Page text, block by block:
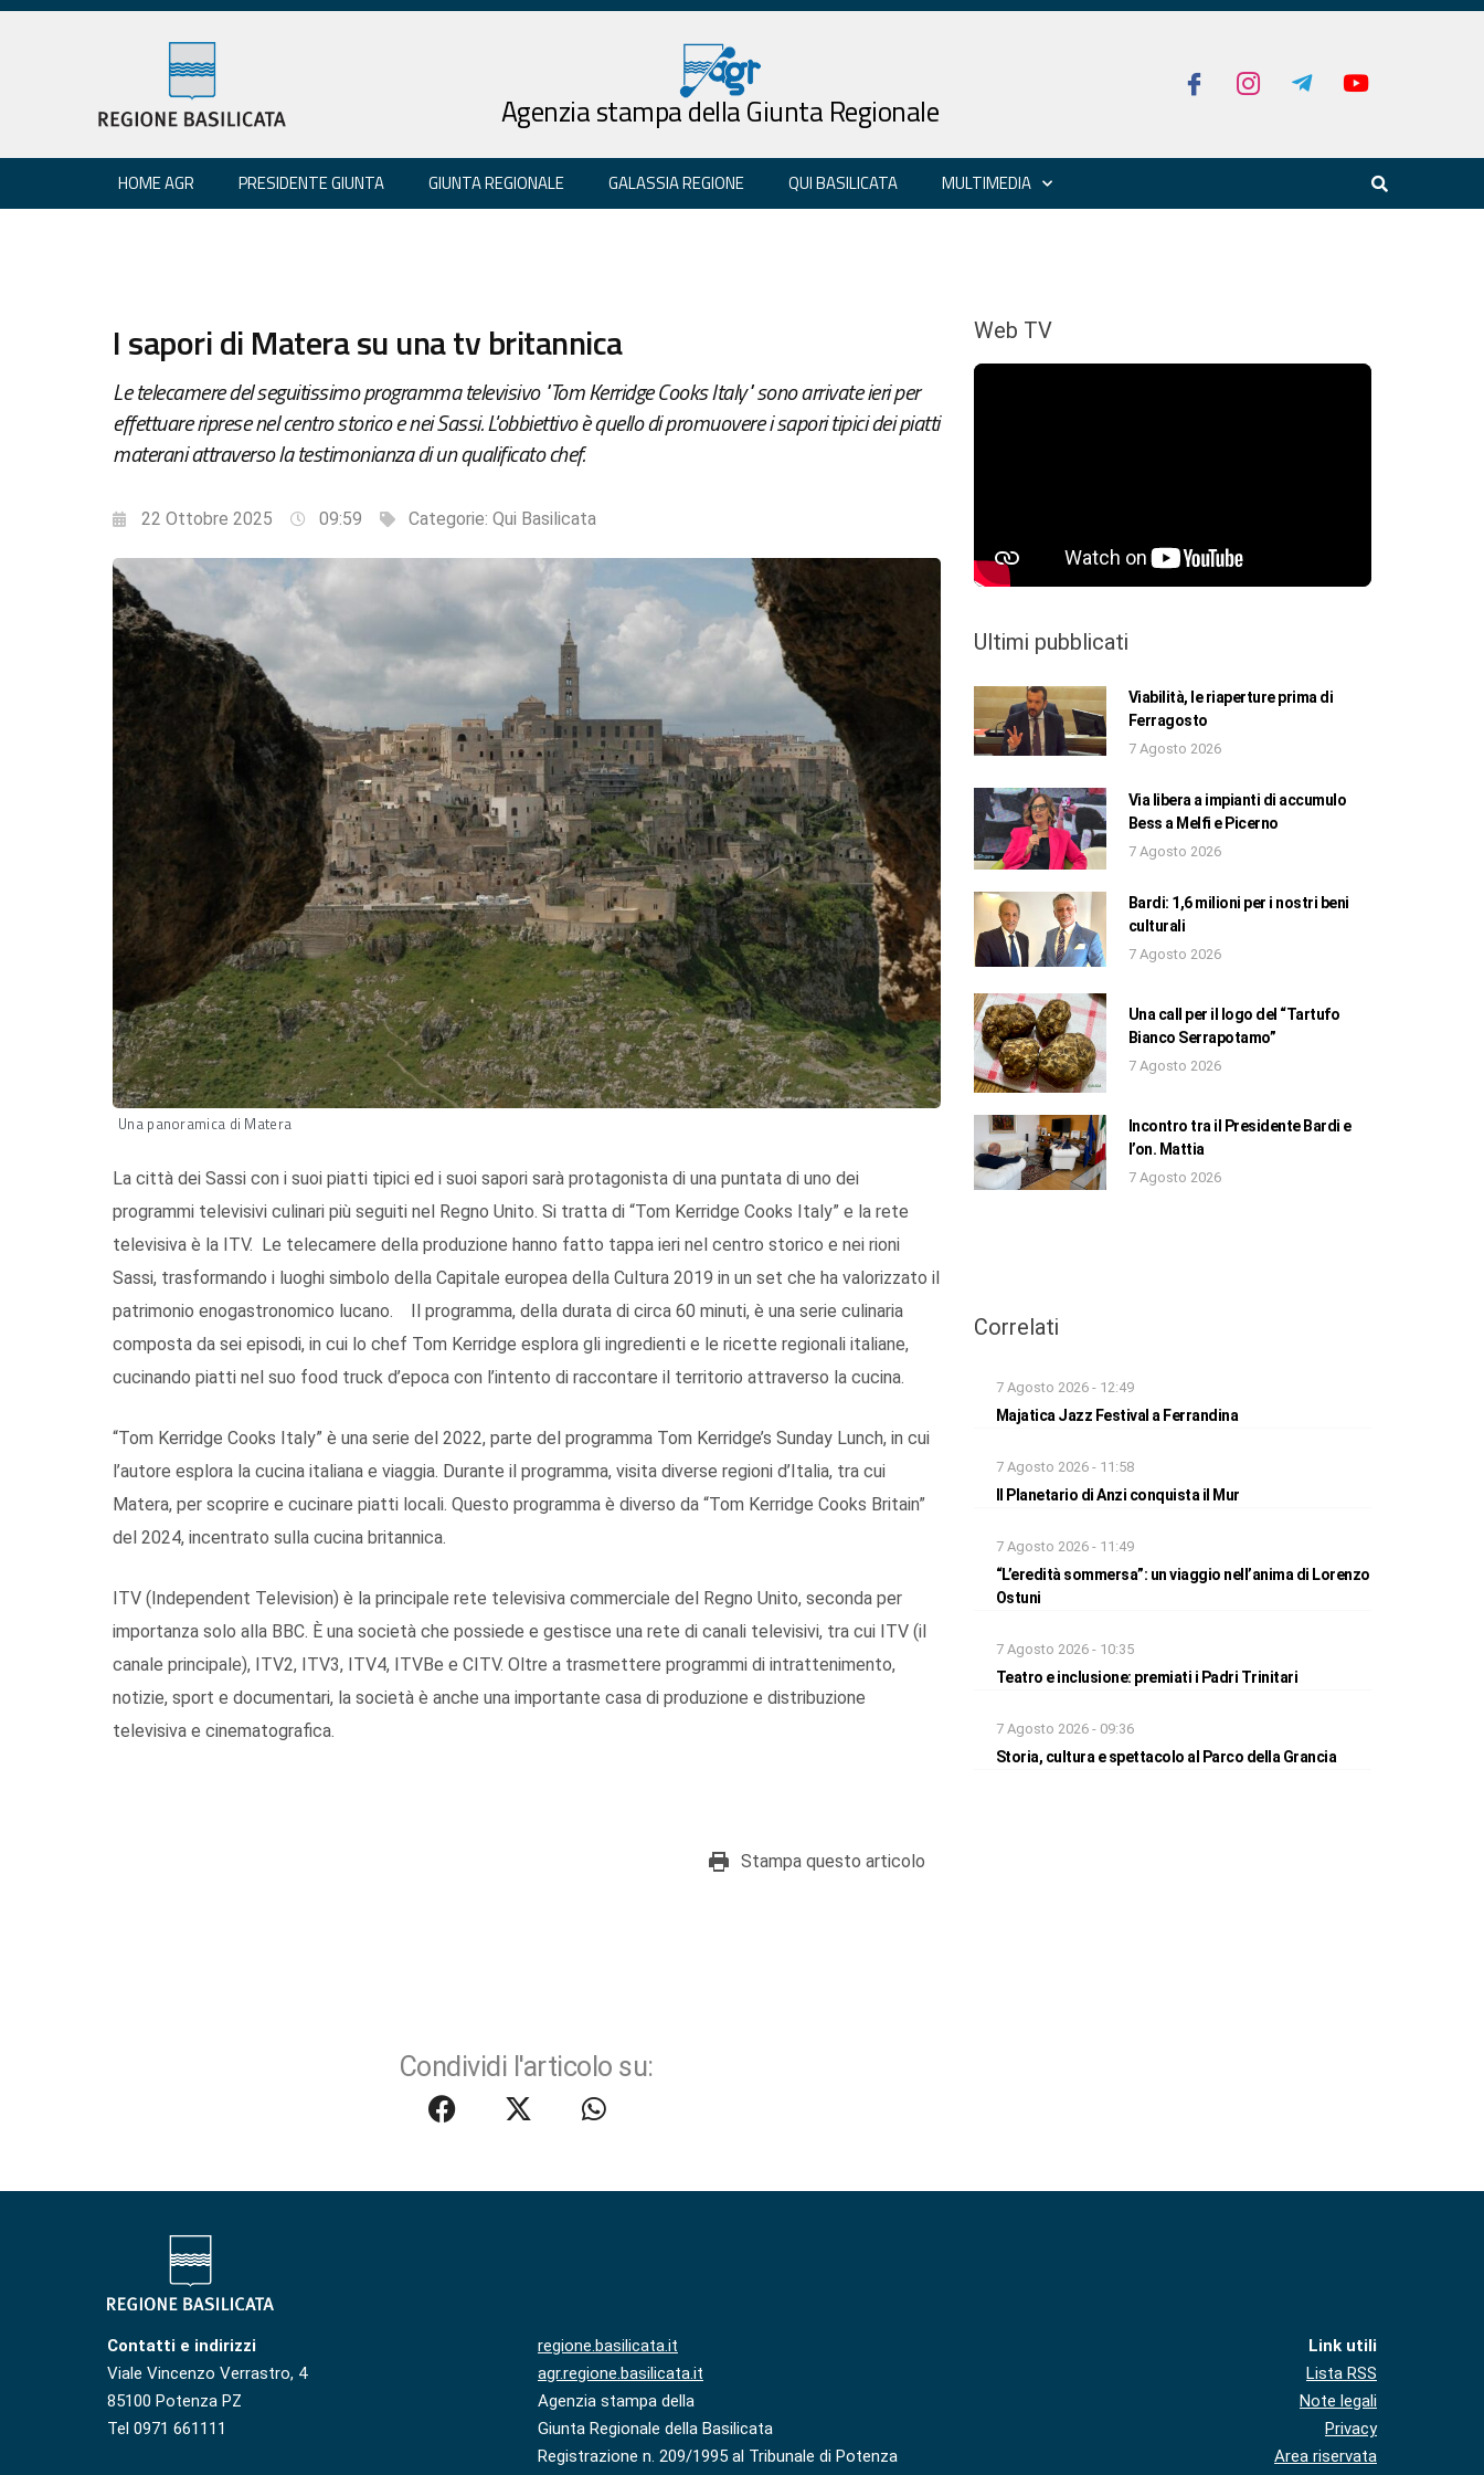
Agenzia stampa della Giunta Regionale
HOME AGR PRESIDENTE GIUNTA GIUNTA REGIONALE GALASSIA REGIONE QUI BASILICATA MULTIMEDIA
I sapori di Matera su una tv britannica
Le telecamere del seguitissimo programma televisivo "Tom Kerridge Cooks Italy" sono arrivate ieri per
effettuare riprese nel centro storico e nei Sassi. L'obbiettivo è quello di promuovere i sapori tipici dei piatti
materani attraverso la testimonianza di un qualificato chef.
22 Ottobre 2025 09:59 Categorie: Qui Basilicata
Una panoramica di Matera
La città dei Sassi con i suoi piatti tipici ed i suoi sapori sarà protagonista di una puntata di uno dei
programmi televisivi culinari più seguiti nel Regno Unito. Si tratta di “Tom Kerridge Cooks Italy” e la rete
televisiva è la ITV. Le telecamere della produzione hanno fatto tappa ieri nel centro storico e nei rioni
Sassi, trasformando i luoghi simbolo della Capitale europea della Cultura 2019 in un set che ha valorizzato il
patrimonio enogastronomico lucano. Il programma, della durata di circa 60 minuti, è una serie culinaria
composta da sei episodi, in cui lo chef Tom Kerridge esplora gli ingredienti e le ricette regionali italiane,
cucinando piatti nel suo food truck d’epoca con l’intento di raccontare il territorio attraverso la cucina.
“Tom Kerridge Cooks Italy” è una serie del 2022, parte del programma Tom Kerridge’s Sunday Lunch, in cui
l’autore esplora la cucina italiana e viaggia. Durante il programma, visita diverse regioni d’Italia, tra cui
Matera, per scoprire e cucinare piatti locali. Questo programma è diverso da “Tom Kerridge Cooks Britain”
del 2024, incentrato sulla cucina britannica.
ITV (Independent Television) è la principale rete televisiva commerciale del Regno Unito, seconda per
importanza solo alla BBC. È una società che possiede e gestisce una rete di canali televisivi, tra cui ITV (il
canale principale), ITV2, ITV3, ITV4, ITVBe e CITV. Oltre a trasmettere programmi di intrattenimento,
notizie, sport e documentari, la società è anche una importante casa di produzione e distribuzione
televisiva e cinematografica.
Stampa questo articolo
Condividi l'articolo su:
Web TV
Ultimi pubblicati
Viabilità, le riaperture prima di
Ferragosto
7 Agosto 2026
Via libera a impianti di accumulo
Bess a Melfi e Picerno
7 Agosto 2026
Bardi: 1,6 milioni per i nostri beni
culturali
7 Agosto 2026
Una call per il logo del “Tartufo
Bianco Serrapotamo”
7 Agosto 2026
Incontro tra il Presidente Bardi e
l’on. Mattia
7 Agosto 2026
Correlati
7 Agosto 2026 - 12:49
Majatica Jazz Festival a Ferrandina
7 Agosto 2026 - 11:58
Il Planetario di Anzi conquista il Mur
7 Agosto 2026 - 11:49
“L’eredità sommersa”: un viaggio nell’anima di Lorenzo
Ostuni
7 Agosto 2026 - 10:35
Teatro e inclusione: premiati i Padri Trinitari
7 Agosto 2026 - 09:36
Storia, cultura e spettacolo al Parco della Grancia
Contatti e indirizzi
Viale Vincenzo Verrastro, 4
85100 Potenza PZ
Tel 0971 661111
regione.basilicata.it
agr.regione.basilicata.it
Agenzia stampa della
Giunta Regionale della Basilicata
Registrazione n. 209/1995 al Tribunale di Potenza
Link utili
Lista RSS
Note legali
Privacy
Area riservata